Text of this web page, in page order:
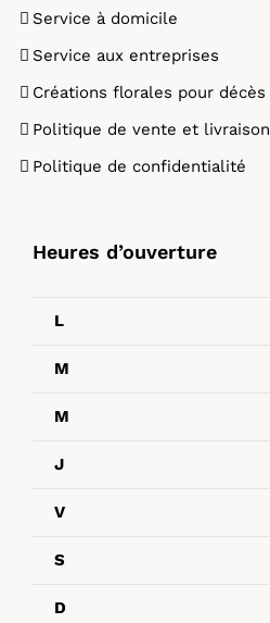
Service à domicile
Service aux entreprises
Créations florales pour décès
Politique de vente et livraison
Politique de confidentialité
Heures d’ouverture
L
M
M
J
V
S
D